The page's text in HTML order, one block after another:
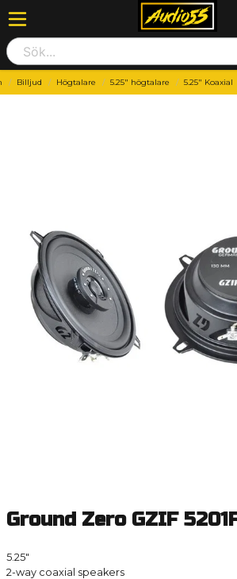
Billjud Högtalare 5.25" högtalare 5.25" Koaxial
Ground Zero GZIF
5.25″
2-way coaxial speakers